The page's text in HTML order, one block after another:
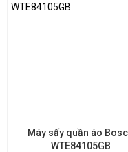
hợp chính là khoản đầu tư
Máy sấy quần áo
WTE84105GB